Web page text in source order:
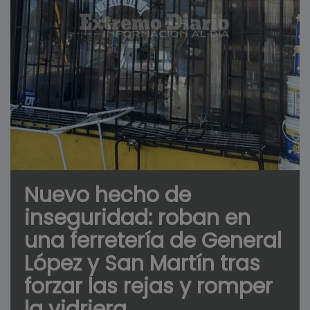
Nuevo hecho de
inseguridad: roban en
una ferretería de General
López y San Martín tras
forzar las rejas y romper